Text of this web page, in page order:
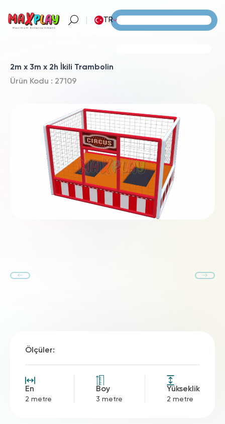
TR
2m x 3m x 2h İkili Trambolin
Ürün Kodu : 27109
Ölçüler:
En
2 metre
Boy
3 metre
Yükseklik
2 metre